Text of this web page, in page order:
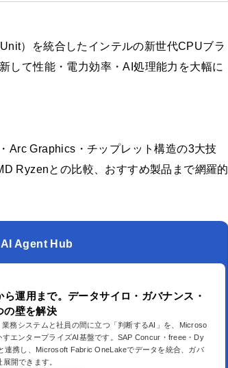
）を統合したインテルの新世代CPUブラ
して性能・電力効率・AI処理能力を大幅に
Arc Graphics・チップレット構造の3大技
Ryzenとの比較、おすすめ製品まで網羅的
AI Agent Hub
ら運用まで。データサイロ・ガバナンス・
の壁を解決
業務システムと社員の間に立つ「判断するAI」を、Microso
すエンタープライズAI基盤です。SAP Concur・freee・Dy
連携し、Microsoft Fabric OneLakeでデータを統合、ガバ
開できます。